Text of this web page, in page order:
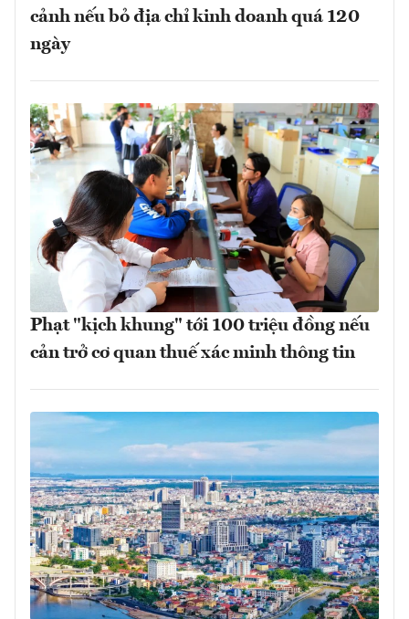
cảnh nếu bỏ địa chỉ kinh doanh quá 120
ngày
Phạt "kịch khung" tới 100 triệu đồng nếu
cản trở cơ quan thuế xác minh thông tin